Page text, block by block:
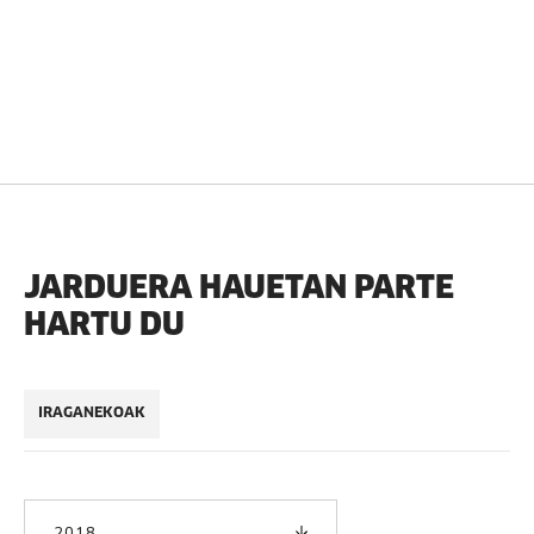
JARDUERA HAUETAN PARTE
HARTU DU
IRAGANEKOAK